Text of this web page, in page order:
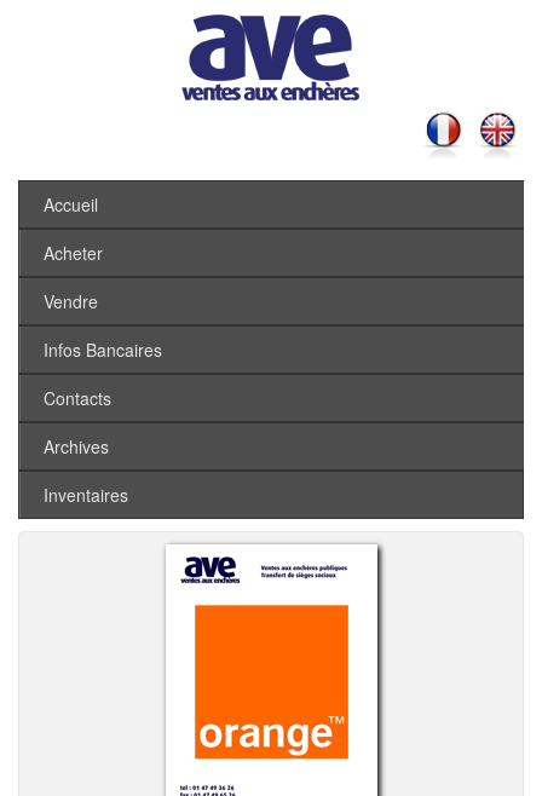
Accueil
Acheter
Vendre
Infos Bancaires
Contacts
Archives
Inventaires